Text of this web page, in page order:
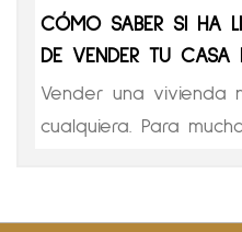
CÓMO SABER SI HA
DE VENDER TU CASA
Vender una vivienda
cualquiera. Para